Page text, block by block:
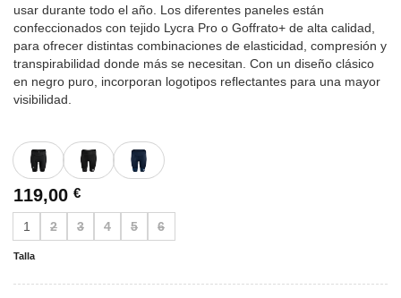
usar durante todo el año. Los diferentes paneles están
confeccionados con tejido Lycra Pro o Goffrato+ de alta calidad,
para ofrecer distintas combinaciones de elasticidad, compresión y
transpirabilidad donde más se necesitan. Con un diseño clásico
en negro puro, incorporan logotipos reflectantes para una mayor
visibilidad.
119,00 €
1 2 3 4 5 6
Talla